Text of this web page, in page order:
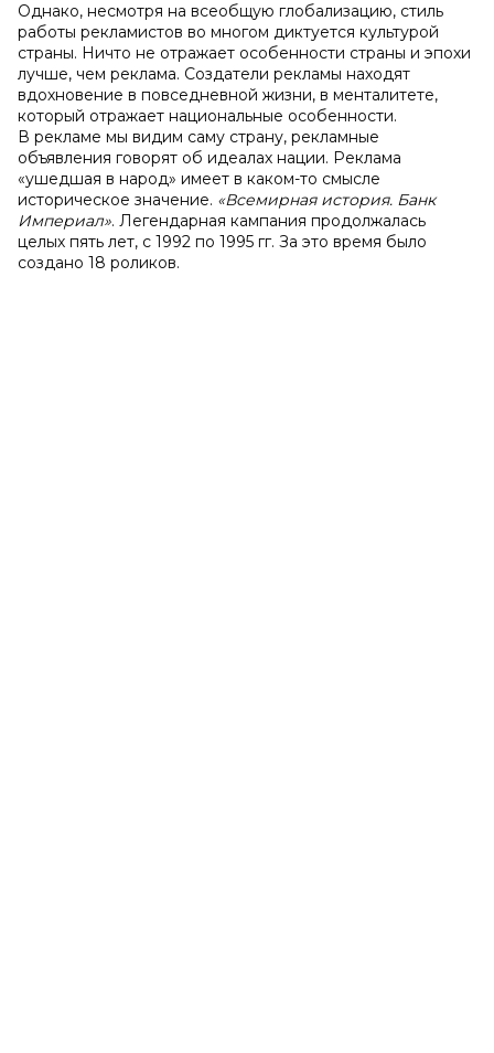
Однако, несмотря на всеобщую глобализацию, стиль
работы рекламистов во многом диктуется культурой
страны. Ничто не отражает особенности страны и эпохи
лучше, чем реклама. Создатели рекламы находят
вдохновение в повседневной жизни, в менталитете,
который отражает национальные особенности.
В рекламе мы видим саму страну, рекламные
объявления говорят об идеалах нации. Реклама
«ушедшая в народ» имеет в каком-то смысле
историческое значение. «Всемирная история. Банк
Империал». Легендарная кампания продолжалась
целых пять лет, с 1992 по 1995 гг. За это время было
создано 18 роликов.